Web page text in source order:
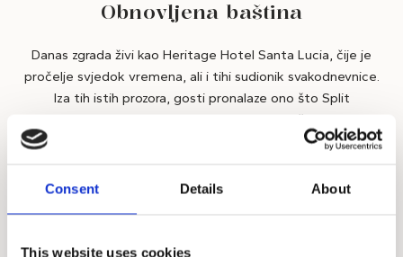
Consent Details About
This website uses cookies
Obnovljena baština
Danas zgrada živi kao Heritage Hotel Santa Lucia, čije je
pročelje svjedok vremena, ali i tihi sudionik svakodnevnice.
Iza tih istih prozora, gosti pronalaze ono što Split
najiskrenije nudi: toplinu doma, eleganciju prošlih vremena i
jednostavnu radost sadašnjeg trenutka.